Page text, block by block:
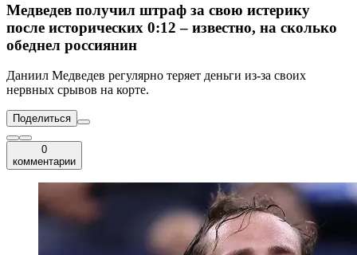
Медведев получил штраф за свою истерику
после исторических 0:12 – известно, на сколько
обеднел россиянин
Даниил Медведев регулярно теряет деньги из-за своих
нервных срывов на корте.
Поделиться
0
комментарии